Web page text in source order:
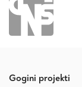
Gogini projekti